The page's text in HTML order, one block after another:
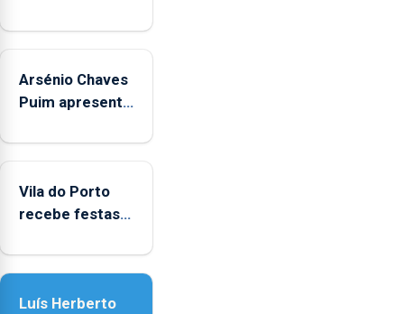
Arsénio Chaves
Puim apresenta
Biblioteca de
Vila do Porto
recebe festas
Nossa Senhora
Luís Herberto